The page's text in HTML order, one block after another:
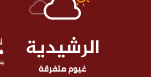
الرشيدية
غيوم متفرقة